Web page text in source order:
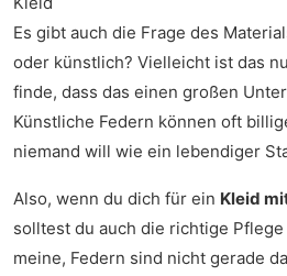
Es gibt auch die Frage des
oder künstlich? Vielleicht ist das
finde, dass das einen großen
Künstliche Federn können oft
niemand will wie ein lebendiger
Also, wenn du dich für ein Kleid
solltest du auch die richtige
meine, Federn sind nicht gerade